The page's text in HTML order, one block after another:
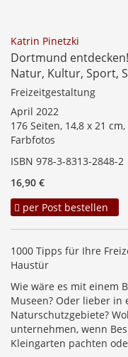
Katrin Pinetzki
Dortmund
Natur, Kultur, Sport,
Freizeitgestaltung
April 2022
176 Seiten, 14,8 x 21
Farbfotos
ISBN 978-3-8313-2848-2
16,90 €
per Post bestellen
1000 Tipps für Ihre
Haustür
Wie wäre es mit einem
Museen? Oder lieber in
Naturschutzgebiete?
unternehmen, wenn
Kleingarten pachten